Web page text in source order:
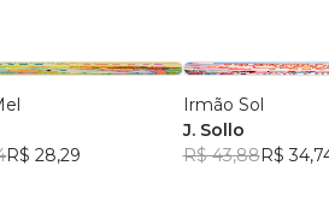
R$ 28,29
Irmão Sol
J. Sollo
R$ 43,88R$